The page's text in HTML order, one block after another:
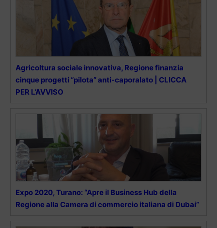
Agricoltura sociale innovativa, Regione finanzia
cinque progetti “pilota” anti-caporalato | CLICCA
PER L’AVVISO
Expo 2020, Turano: “Apre il Business Hub della
Regione alla Camera di commercio italiana di Dubai”